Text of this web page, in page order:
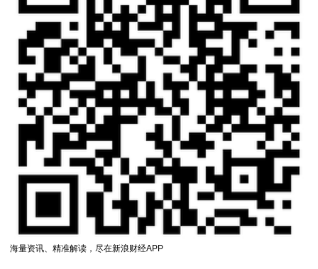
海量资讯、精准解读，尽在新浪财经APP